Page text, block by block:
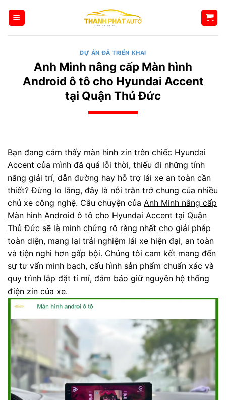
qua
DỰ ÁN ĐÃ TRIỂN KHAI
Anh Minh nâng cấp Màn hình
Android ô tô cho Hyundai Accent
tại Quận Thủ Đức
Bạn đang cảm thấy màn hình zin trên chiếc Hyundai
Accent của mình đã quá lỗi thời, thiếu đi những tính
năng giải trí, dẫn đường hay hỗ trợ lái xe an toàn cần
thiết? Đừng lo lắng, đây là nỗi trăn trở chung của nhiều
chủ xe công nghệ. Câu chuyện của Anh Minh nâng cấp
Màn hình Android ô tô cho Hyundai Accent tại Quận
Thủ Đức sẽ là minh chứng rõ ràng nhất cho giải pháp
toàn diện, mang lại trải nghiệm lái xe hiện đại, an toàn
và tiện nghi hơn gấp bội. Chúng tôi cam kết mang đến
sự tư vấn minh bạch, cấu hình sản phẩm chuẩn xác và
quy trình lắp đặt tỉ mỉ, đảm bảo giữ nguyên hệ thống
điện zin của xe.